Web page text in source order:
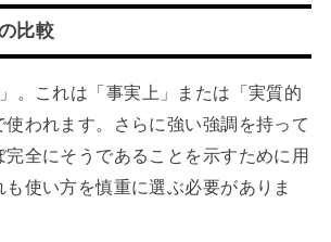
比較
。これは「事実上」または「実質的
使われます。さらに強い強調を持って
完全にそうであることを示すために用
使い方を慎重に選ぶ必要がありま